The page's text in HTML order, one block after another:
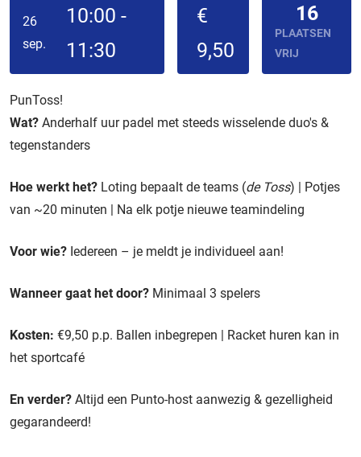
26
sep.
10:00 -
11:30
€
9,50
16
PLAATSEN
VRIJ
PunToss!
Wat? Anderhalf uur padel met steeds wisselende duo's &
tegenstanders
Hoe werkt het? Loting bepaalt de teams (de Toss) | Potjes
van ~20 minuten | Na elk potje nieuwe teamindeling
Voor wie? Iedereen – je meldt je individueel aan!
Wanneer gaat het door? Minimaal 3 spelers
Kosten: €9,50 p.p. Ballen inbegrepen | Racket huren kan in
het sportcafé
En verder? Altijd een Punto-host aanwezig & gezelligheid
gegarandeerd!